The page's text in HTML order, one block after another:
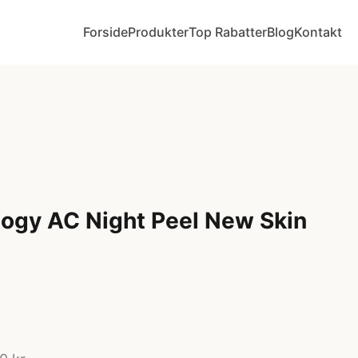
ForsideProdukterTop RabatterBlogKontakt
AC Night Peel New Skin